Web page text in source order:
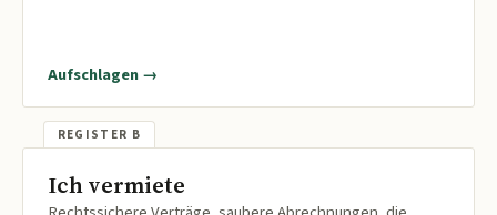
Aufschlagen →
Ich vermiete